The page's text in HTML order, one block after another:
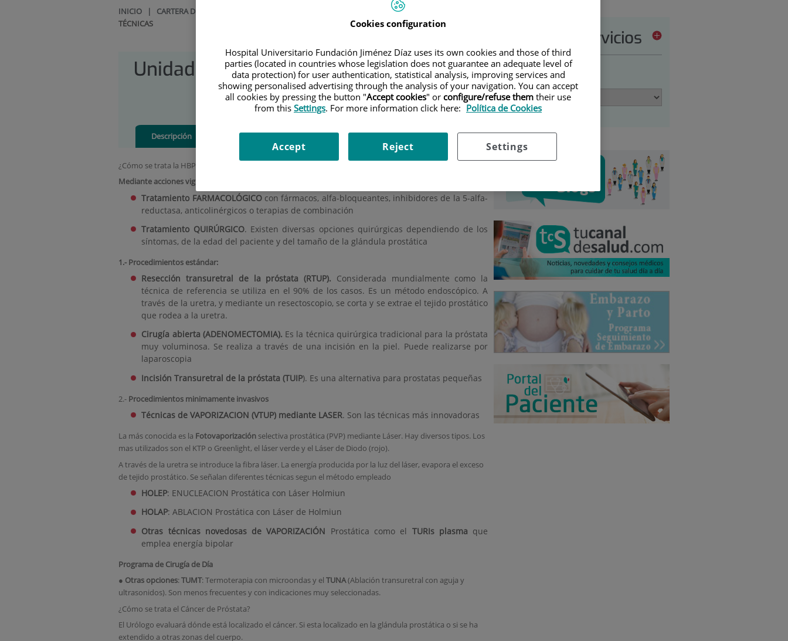
INICIO | CARTERA DE SERVICIOS UNIDAD DE PRÓSTATA
TÉCNICAS
Unidad de Próstata Jefe/a de servicio:Juan
García Cardoso
Especialidad:">Urología
Descripción Equipo Médico Enfermedades Técnicas
¿Cómo se trata la HBP?
Mediante acciones vigilantes, farmacológicas o quirúrgicas
Tratamiento FARMACOLÓGICOcon fármacos, alfa-bloqueantes, inhibidores de la 5-alfa-
reductasa, anticolinérgicos o terapias de combinación
Tratamiento QUIRÚRGICO. Existen diversas opciones quirúrgicas dependiendo de los
síntomas, de la edad del paciente y del tamaño de la glándula prostática
1.- Procedimientos estándar:
Resección transuretral de la próstata (RTUP). Considerada mundialmente como la
técnica de referencia se utiliza en el 90% de los casos. Es un método endoscópico. A
través de la uretra, y mediante un resectoscopio, se corta y se extrae el tejido prostático
que rodea a la uretra.
Cirugía abierta (ADENOMECTOMIA). Es la técnica quirúrgica tradicional para la próstata
muy voluminosa. Se realiza a través de una incisión en la piel. Puede realizarse por
laparoscopia
Incisión Transuretral de la próstata (TUIP). Es una alternativa para prostatas pequeñas
2.- Procedimientos minimamente invasivos
Técnicas de VAPORIZACION (VTUP) mediante LASER. Son las técnicas más innovadoras
La más conocida es la Fotovaporización selectiva prostática (PVP) mediante Láser. Hay diversos tipos. Los
mas utilizados son el KTP o Greenlight, el láser verde y el Láser de Diodo (rojo).
A través de la uretra se introduce la fibra láser. La energía producida por la luz del láser, evapora el exceso
de tejido prostático. Se señalan diferentes técnicas segun el método empleado
HOLEP: ENUCLEACION Prostática con Láser Holmiun
HOLAP: ABLACION Prostática con Láser de Holmiun
Otras técnicas novedosas de VAPORIZACIÓN Prostática como el TURIs plasma que
emplea energía bipolar
Programa de Cirugía de Día
● Otras opciones:TUMT: Termoterapia con microondas y el TUNA(Ablación transuretral con aguja y
ultrasonidos). Son menos frecuentes y con indicaciones muy seleccionadas.
¿Cómo se trata el Cáncer de Próstata?
El Urólogo evaluará dónde está localizado el cáncer. Si esta localizado en la glándula prostática o si se ha
extendido a otras zonas del cuerpo.
Cartera de servicios
Seleccione una opción:
Cookies configuration
Hospital Universitario Fundación Jiménez Díaz uses its own cookies and those of third
parties (located in countries whose legislation does not guarantee an adequate level of
data protection) for user authentication, statistical analysis, improving services and
showing personalised advertising through the analysis of your navigation. You can accept
all cookies by pressing the button "Accept cookies" or configure/refuse them their use
from this Settings. For more information click here: Política de Cookies
Settings
Reject
Accept